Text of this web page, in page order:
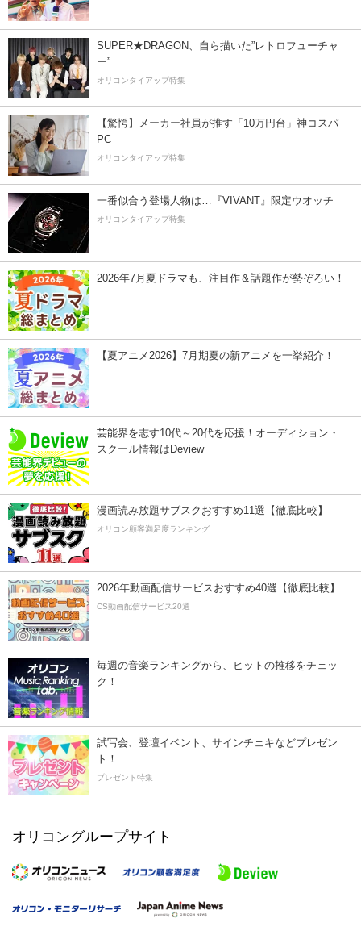
SUPER★DRAGON、自ら描いた”レトロフューチャ
ー”
オリコンタイアップ特集
【驚愕】メーカー社員が推す「10万円台」神コスパ
PC
オリコンタイアップ特集
一番似合う登場人物は…『VIVANT』限定ウオッチ
オリコンタイアップ特集
2026年7月夏ドラマも、注目作＆話題作が勢ぞろい！
【夏アニメ2026】7月期夏の新アニメを一挙紹介！
芸能界を志す10代～20代を応援！オーディション・
スクール情報はDeview
漫画読み放題サブスクおすすめ11選【徹底比較】
オリコン顧客満足度ランキング
2026年動画配信サービスおすすめ40選【徹底比較】
CS動画配信サービス20選
毎週の音楽ランキングから、ヒットの推移をチェッ
ク！
試写会、登壇イベント、サインチェキなどプレゼン
ト！
プレゼント特集
オリコングループサイト